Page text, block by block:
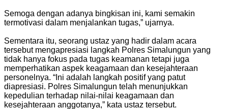
Semoga dengan adanya bingkisan ini, kami semakin
termotivasi dalam menjalankan tugas,” ujarnya.
Sementara itu, seorang ustaz yang hadir dalam acara
tersebut mengapresiasi langkah Polres Simalungun yang
tidak hanya fokus pada tugas keamanan tetapi juga
memperhatikan aspek keagamaan dan kesejahteraan
personelnya. “Ini adalah langkah positif yang patut
diapresiasi. Polres Simalungun telah menunjukkan
kepedulian terhadap nilai-nilai keagamaan dan
kesejahteraan anggotanya,” kata ustaz tersebut.